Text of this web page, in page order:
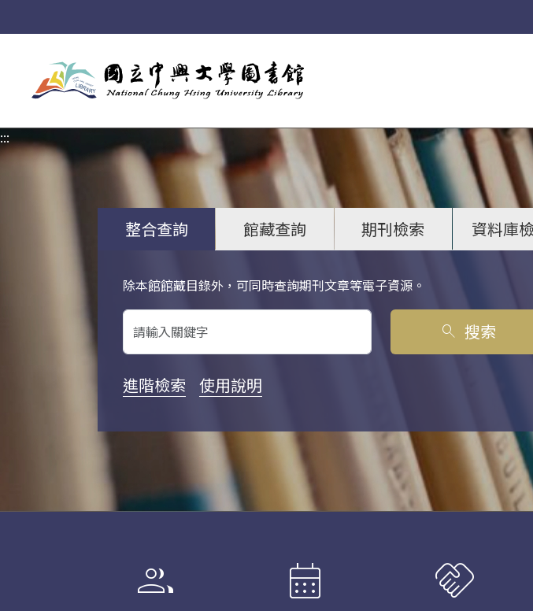
:::
整合查詢 館藏查詢 期刊檢索 資料庫
除本館館藏目錄外，可同時查詢期刊文章等電子資源。
關鍵字搜尋
search 搜索
進階檢索 使用說明
group calendar_month handshake